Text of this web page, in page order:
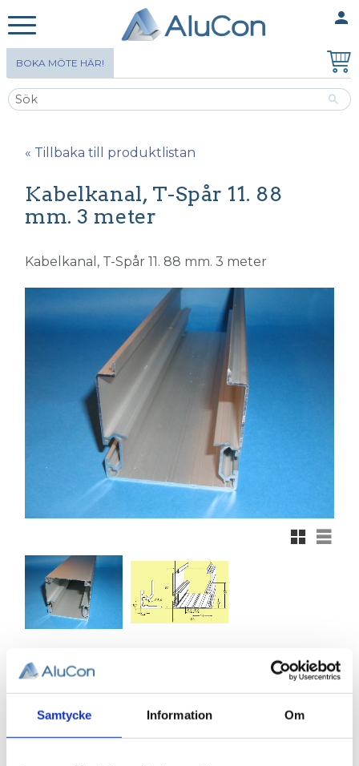
Samtycke Information Om
person
BOKA MÖTE HÄR!
« Tillbaka till produktlistan
Kabelkanal, T-Spår 11. 88
mm. 3 meter
Kabelkanal, T-Spår 11. 88 mm. 3 meter
Rutnätsvy
Listvy
1 458,43KR
Antal